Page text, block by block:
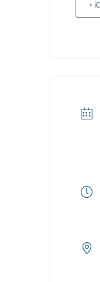
+